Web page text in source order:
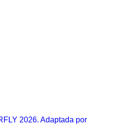
2026. Adaptada por